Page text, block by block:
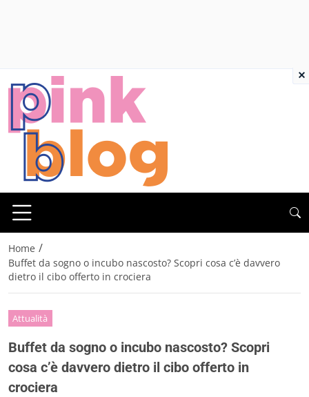
Home /
Buffet da sogno o incubo nascosto? Scopri cosa c’è davvero
dietro il cibo offerto in crociera
Attualità
Buffet da sogno o incubo nascosto? Scopri
cosa c’è davvero dietro il cibo offerto in
crociera
×